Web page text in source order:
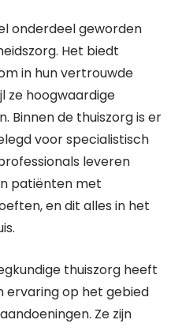
onderdeel geworden
Het biedt
in hun vertrouwde
ze hoogwaardige
Binnen de thuiszorg is er
voor specialistisch
leveren
patiënten met
en dit alles in het
thuiszorg heeft
ervaring op het gebied
Ze zijn